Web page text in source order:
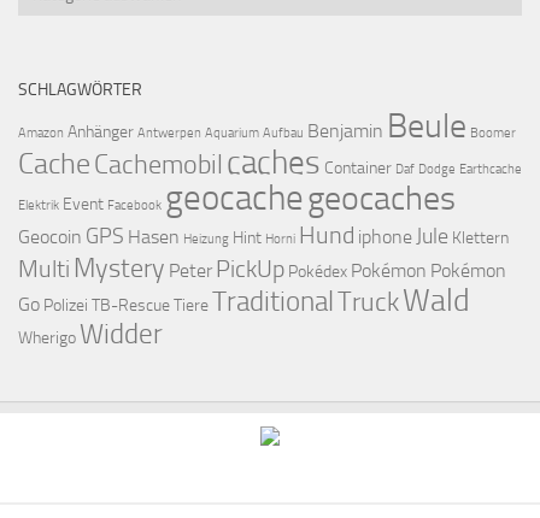
SCHLAGWÖRTER
Amazon Anhänger Antwerpen Aquarium Aufbau Benjamin Beule Boomer
CacheCachemobil caches Container Daf Dodge Earthcache
Elektrik Event Facebook geocachegeocaches
Geocoin GPS Hasen Heizung Hint Horni Hund iphone Jule Klettern
Multi Mystery Peter PickUp Pokédex Pokémon Pokémon
Go Polizei TB-RescueTiereTraditional TruckWald
Wherigo Widder